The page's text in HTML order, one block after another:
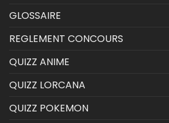
GLOSSAIRE
REGLEMENT CONCOURS
QUIZZ ANIME
QUIZZ LORCANA
QUIZZ POKEMON